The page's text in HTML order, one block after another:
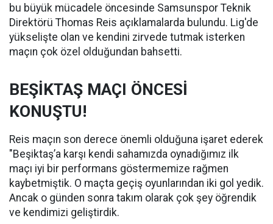
bu büyük mücadele öncesinde Samsunspor Teknik
Direktörü Thomas Reis açıklamalarda bulundu. Lig'de
yükselişte olan ve kendini zirvede tutmak isterken
maçın çok özel olduğundan bahsetti.
BEŞİKTAŞ MAÇI ÖNCESİ
KONUŞTU!
Reis maçın son derece önemli olduğuna işaret ederek
"Beşiktaş’a karşı kendi sahamızda oynadığımız ilk
maçı iyi bir performans göstermemize rağmen
kaybetmiştik. O maçta geçiş oyunlarından iki gol yedik.
Ancak o günden sonra takım olarak çok şey öğrendik
ve kendimizi geliştirdik.